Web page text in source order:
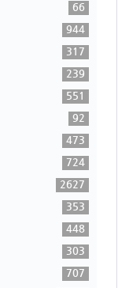
66
944
317
239
551
92
473
724
2627
353
448
303
707